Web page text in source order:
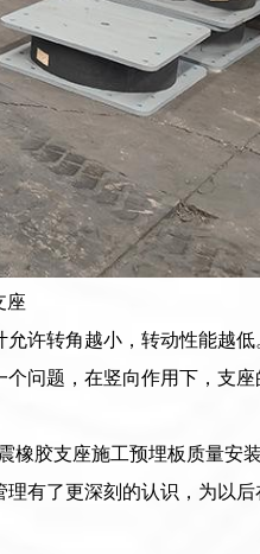
座
许转角越小，转动性能越低
问题，在竖向作用下，支
橡胶支座施工预埋板质量安
有了更深刻的认识，为以